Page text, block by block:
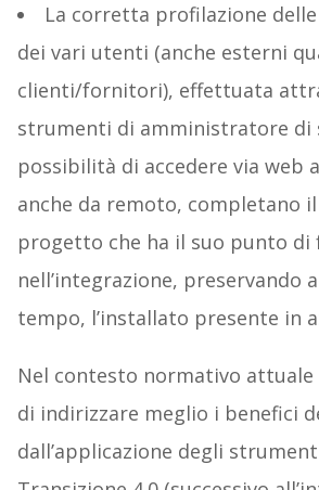
La corretta profilazione
dei vari utenti (anche esterni
clienti/fornitori), effettuata
strumenti di amministratore di
possibilità di accedere via web
anche da remoto, completano
progetto che ha il suo punto di
nell’integrazione, preservando
tempo, l’installato presente in
Nel contesto normativo
di indirizzare meglio i benefici
dall’applicazione degli